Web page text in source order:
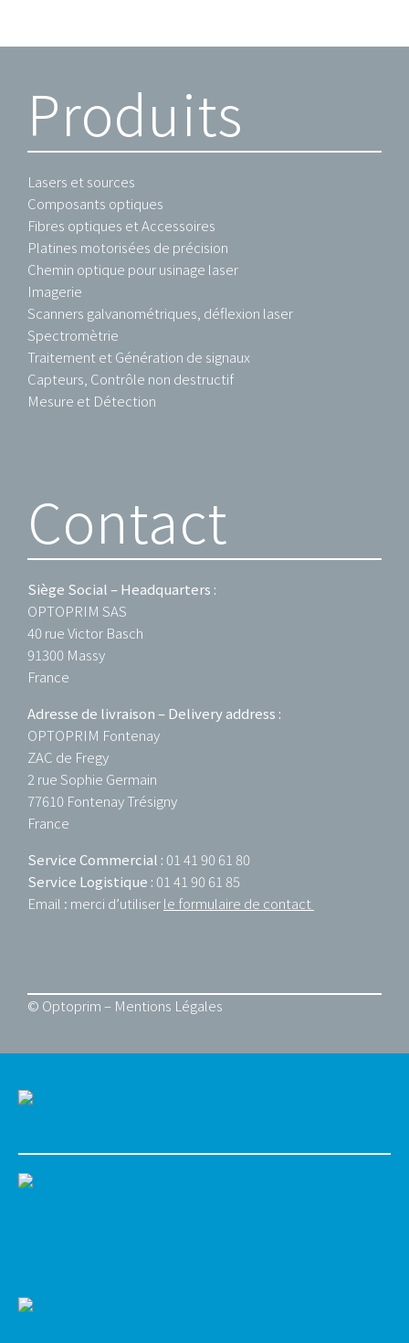
Produits
Lasers et sources
Composants optiques
Fibres optiques et Accessoires
Platines motorisées de précision
Chemin optique pour usinage laser
Imagerie
Scanners galvanométriques, déflexion laser
Spectromètrie
Traitement et Génération de signaux
Capteurs, Contrôle non destructif
Mesure et Détection
Contact
Siège Social – Headquarters :
OPTOPRIM SAS
40 rue Victor Basch
91300 Massy
France
Adresse de livraison – Delivery address :
OPTOPRIM Fontenay
ZAC de Fregy
2 rue Sophie Germain
77610 Fontenay Trésigny
France
Service Commercial : 01 41 90 61 80
Service Logistique : 01 41 90 61 85
Email : merci d’utiliserle formulaire de contact
© Optoprim – Mentions Légales